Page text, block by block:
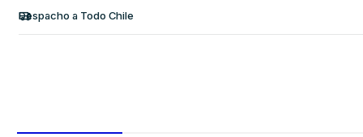
Despacho a Todo Chile